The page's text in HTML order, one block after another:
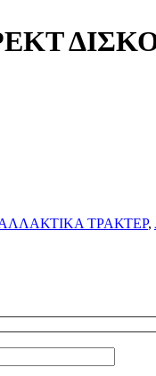
ΔΙΣΚΟΥ
ΤΡΑΚΤΕΡ,